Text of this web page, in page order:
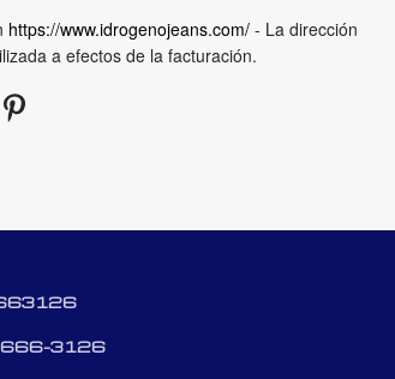
https://www.idrogenojeans.com/ - La dirección
a efectos de la facturación.
666-3126